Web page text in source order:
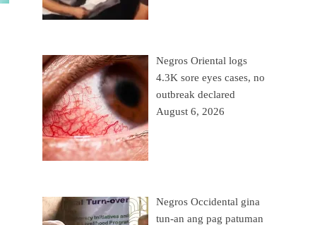
Negros Oriental logs
4.3K sore eyes cases, no
outbreak declared
August 6, 2026
Negros Occidental gina
tun-an ang pag patuman